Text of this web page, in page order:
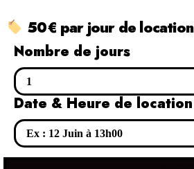
50€ par jour de location
Nombre de jours
Date & Heure de location